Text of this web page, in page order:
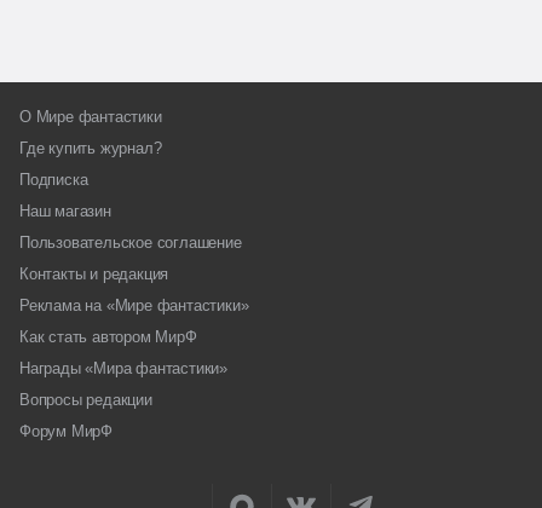
О Мире фантастики
Где купить журнал?
Подписка
Наш магазин
Пользовательское соглашение
Контакты и редакция
Реклама на «Мире фантастики»
Как стать автором МирФ
Награды «Мира фантастики»
Вопросы редакции
Форум МирФ